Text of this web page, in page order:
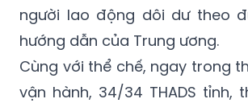
người lao động dôi dư theo
hướng dẫn của Trung ương.
Cùng với thể chế, ngay trong
vận hành, 34/34 THADS tỉnh,